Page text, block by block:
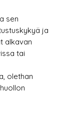
sen
ja
alkavan
tai
olethan